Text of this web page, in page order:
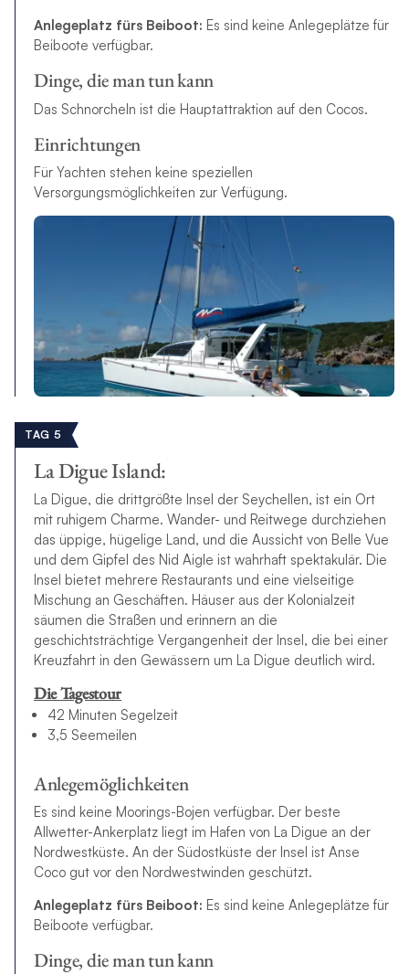
Anlegeplatz fürs Beiboot: Es sind keine Anlegeplätze für
Beiboote verfügbar.
Dinge, die man tun kann
Das Schnorcheln ist die Hauptattraktion auf den Cocos.
Einrichtungen
Für Yachten stehen keine speziellen
Versorgungsmöglichkeiten zur Verfügung.
TAG 5
La Digue Island:
La Digue, die drittgrößte Insel der Seychellen, ist ein Ort
mit ruhigem Charme. Wander- und Reitwege durchziehen
das üppige, hügelige Land, und die Aussicht von Belle Vue
und dem Gipfel des Nid Aigle ist wahrhaft spektakulär. Die
Insel bietet mehrere Restaurants und eine vielseitige
Mischung an Geschäften. Häuser aus der Kolonialzeit
säumen die Straßen und erinnern an die
geschichtsträchtige Vergangenheit der Insel, die bei einer
Kreuzfahrt in den Gewässern um La Digue deutlich wird.
Die Tagestour
42 Minuten Segelzeit
3,5 Seemeilen
Anlegemöglichkeiten
Es sind keine Moorings-Bojen verfügbar. Der beste
Allwetter-Ankerplatz liegt im Hafen von La Digue an der
Nordwestküste. An der Südostküste der Insel ist Anse
Coco gut vor den Nordwestwinden geschützt.
Anlegeplatz fürs Beiboot: Es sind keine Anlegeplätze für
Beiboote verfügbar.
Dinge, die man tun kann